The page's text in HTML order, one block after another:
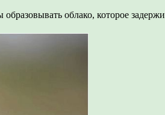
облако, которое